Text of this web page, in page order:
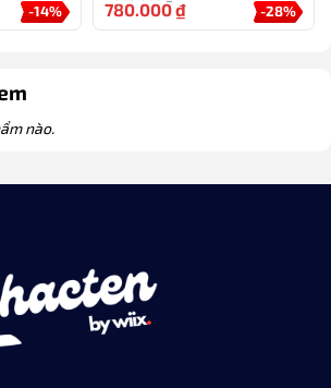
-14% -28%
780.000₫
nào.